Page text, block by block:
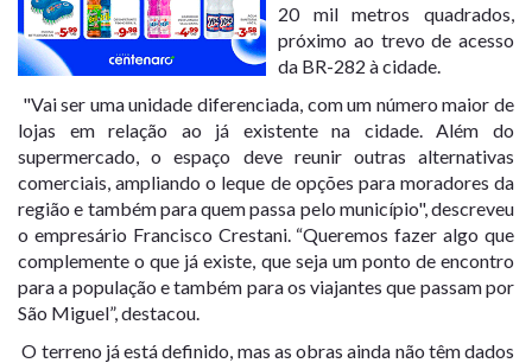
20 mil metros quadrados,
próximo ao trevo de acesso
da BR-282 à cidade.
"Vai ser uma unidade diferenciada, com um número maior de
lojas em relação ao já existente na cidade. Além do
supermercado, o espaço deve reunir outras alternativas
comerciais, ampliando o leque de opções para moradores da
região e também para quem passa pelo município", descreveu
o empresário Francisco Crestani. “Queremos fazer algo que
complemente o que já existe, que seja um ponto de encontro
para a população e também para os viajantes que passam por
São Miguel”, destacou.
O terreno já está definido, mas as obras ainda não têm dados